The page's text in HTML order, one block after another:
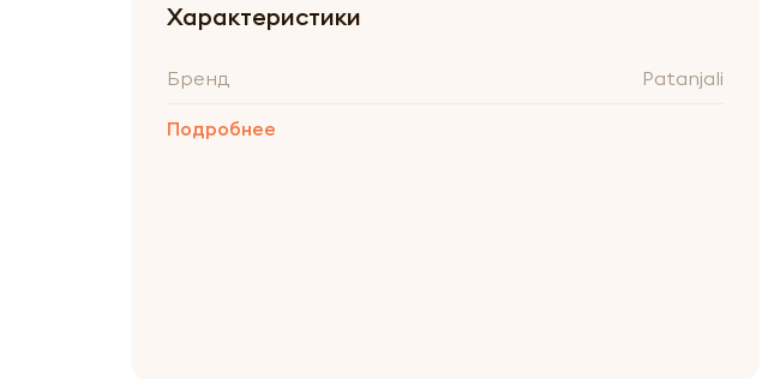
Характеристики
Бренд Patanjali
Подробнее